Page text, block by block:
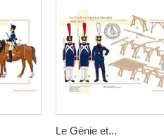
Le Génie et...